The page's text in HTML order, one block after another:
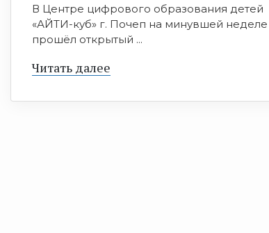
В Центре цифрового образования детей
«АЙТИ-куб» г. Почеп на минувшей неделе
прошёл открытый ...
Читать далее